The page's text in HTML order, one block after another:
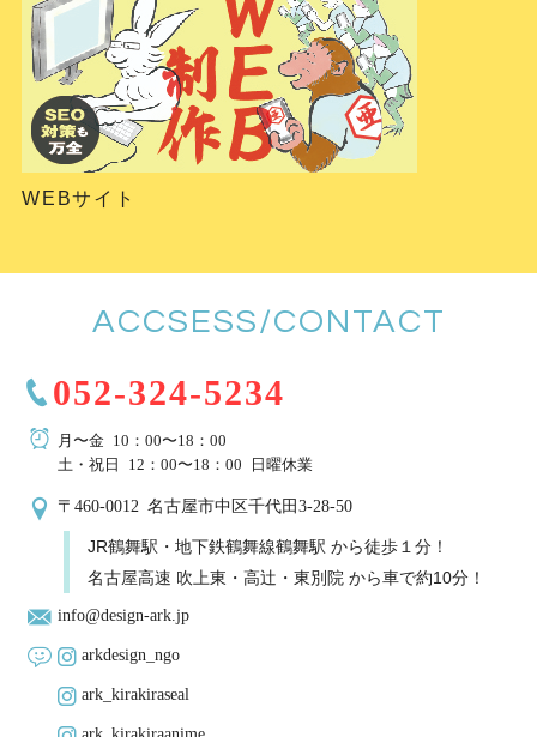
WEBサイト
ACCSESS/CONTACT
052-324-5234
月〜金 10：00〜18：00
土・祝日 12：00〜18：00 日曜休業
〒460-0012 名古屋市中区千代田3-28-50
JR鶴舞駅・地下鉄鶴舞線鶴舞駅 から徒歩１分！
名古屋高速 吹上東・高辻・東別院 から車で約10分！
info@design-ark.jp
arkdesign_ngo
ark_kirakiraseal
ark_kirakiraanime